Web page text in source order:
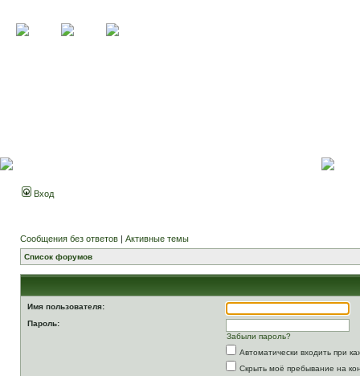
Вход
Сообщения без ответов | Активные темы
Список форумов
Имя пользователя:
Пароль:
Забыли пароль?
Автоматически входить при
Скрыть моё пребывание на